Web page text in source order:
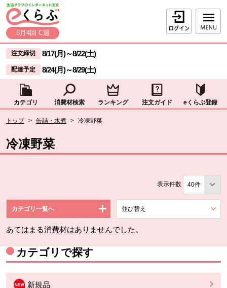
ページの先頭です。
本文へジャンプする。
8月4回 C週
ログイン
ここからサイト内共通メニューです。
サイト内共通メニューをスキップする
注文締切 8/17(月)～8/22(土)
配達予定 8/24(月)～8/29(土)
カテゴリ 消費材検索 ランキング 注文ガイド eくらぶ登録
トップ > 缶詰・水煮 > 冷凍野菜
冷凍野菜
表示件数
カテゴリ一覧へ 並び替え
あてはまる消費材はありませんでした。
カテゴリで探す
新規品